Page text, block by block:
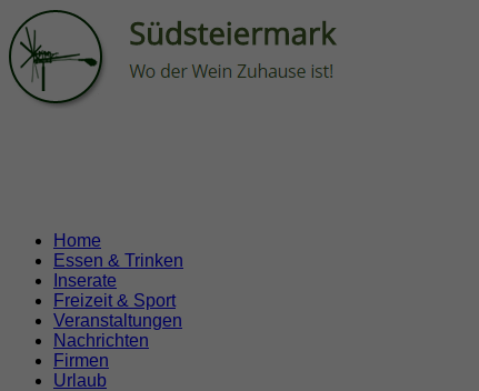
Home
Essen & Trinken
Inserate
Freizeit & Sport
Veranstaltungen
Nachrichten
Firmen
Urlaub